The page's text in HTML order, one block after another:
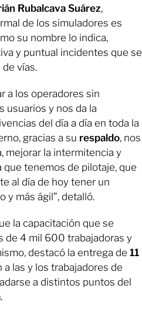
Rubalcava Suárez,
de los simuladores es
su nombre lo indica,
y puntual incidentes que se
vías.
a los operadores sin
usuarios y nos da la
del día a día en toda la
gracias a su respaldo, nos
mejorar la intermitencia y
tenemos de pilotaje, que
al día de hoy tener un
y más ágil”, detalló.
la capacitación que se
de 4 mil 600 trabajadoras y
destacó la entrega de 11
a las y los trabajadores de
a distintos puntos del
.